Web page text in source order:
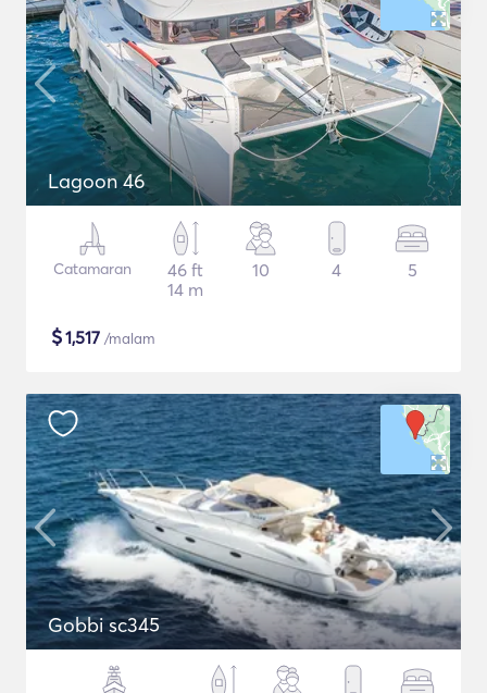
Lagoon 46
Catamaran
46 ft
14 m
10 4 5
$1,517 /malam
Gobbi sc345